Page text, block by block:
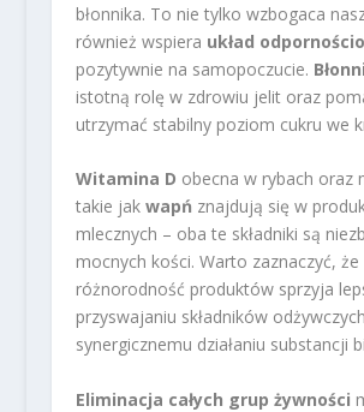
błonnika. To nie tylko wzbogaca
również wspiera układ
pozytywnie na samopoczucie.
istotną rolę w zdrowiu jelit oraz
utrzymać stabilny poziom cukru we
Witamina D obecna w rybach oraz
takie jak wapń znajdują się w
mlecznych – oba te składniki są
mocnych kości. Warto zaznaczyć, że
różnorodność produktów sprzyja
przyswajaniu składników
synergicznemu działaniu substancji
Eliminacja całych grup żywności